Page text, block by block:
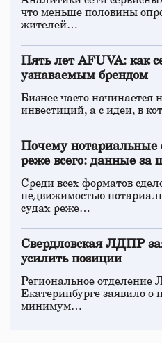
что меньше половины
жителей…
Пять лет AFUVA: как
узнаваемым брендом
Бизнес часто начинается
инвестиций, а с идеи, в
Почему нотариальные
реже всего: данные за
Среди всех форматов
недвижимостью
судах реже…
Свердловская ЛДПР
усилить позиции
Региональное
Екатеринбурге заявило о
минимум…